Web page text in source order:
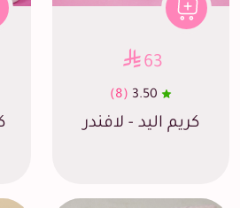
63
3.50
(8)
كريم اليد - لافندر